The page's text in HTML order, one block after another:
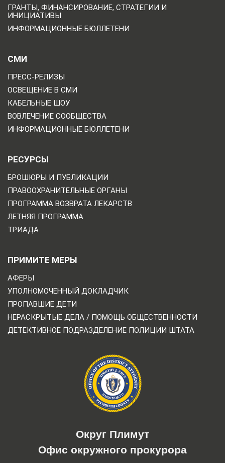
ГРАНТЫ, ФИНАНСИРОВАНИЕ, СТРАТЕГИИ И
ИНИЦИАТИВЫ
ИНФОРМАЦИОННЫЕ БЮЛЛЕТЕНИ
СМИ
ПРЕСС-РЕЛИЗЫ
ОСВЕЩЕНИЕ В СМИ
КАБЕЛЬНЫЕ ШОУ
ВОВЛЕЧЕНИЕ СООБЩЕСТВА
ИНФОРМАЦИОННЫЕ БЮЛЛЕТЕНИ
РЕСУРСЫ
БРОШЮРЫ И ПУБЛИКАЦИИ
ПРАВООХРАНИТЕЛЬНЫЕ ОРГАНЫ
ПРОГРАММА ВОЗВРАТА ЛЕКАРСТВ
ЛЕТНЯЯ ПРОГРАММА
ТРИАДА
ПРИМИТЕ МЕРЫ
АФЕРЫ
УПОЛНОМОЧЕННЫЙ ДОКЛАДЧИК
ПРОПАВШИЕ ДЕТИ
НЕРАСКРЫТЫЕ ДЕЛА / ПОМОЩЬ ОБЩЕСТВЕННОСТИ
ДЕТЕКТИВНОЕ ПОДРАЗДЕЛЕНИЕ ПОЛИЦИИ ШТАТА
Округ Плимут
Офис окружного прокурора